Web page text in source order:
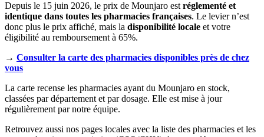
Depuis le 15 juin 2026, le prix de Mounjaro estréglementé et
identique dans toutes les pharmacies françaises. Le levier n’est
donc plus le prix affiché, mais la disponibilité locale et votre
éligibilité au remboursement à 65%.
→ Consulter la carte des pharmacies disponibles près de chez
vous
La carte recense les pharmacies ayant du Mounjaro en stock,
classées par département et par dosage. Elle est mise à jour
régulièrement par notre équipe.
Retrouvez aussi nos pages locales avec la liste des pharmacies et les